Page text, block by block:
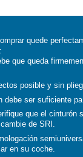
quede
que queda
posible y sin
ser suficiente
que el cinturón
de SRI.
en su coche.